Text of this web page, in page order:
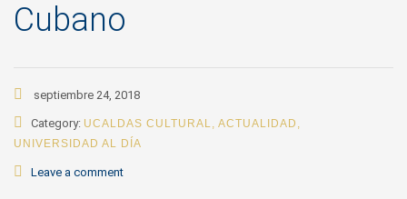
Cubano
septiembre 24, 2018
Category: UCALDAS CULTURAL, ACTUALIDAD ,
UNIVERSIDAD AL DÍA
Leave a comment